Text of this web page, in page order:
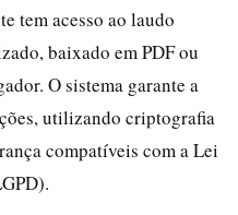
tem acesso ao laudo
baixado em PDF ou
O sistema garante a
utilizando criptografia
compatíveis com a Lei